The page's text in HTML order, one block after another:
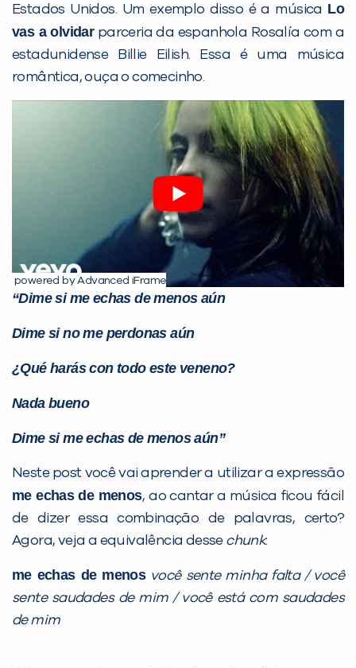
Estados Unidos. Um exemplo disso é a música Lo
vas a olvidarparceria da espanhola Rosalía com a
estadunidense Billie Eilish. Essa é uma música
romântica, ouça o comecinho.
powered by Advanced iFrame
“Dime si me echas de menos aún
Dime si no me perdonas aún
¿Qué harás con todo este veneno?
Nada bueno
Dime si me echas de menos aún”
Neste post você vai aprender a utilizar a expressão
me echas de menos, ao cantar a música ficou fácil
de dizer essa combinação de palavras, certo?
Agora, veja a equivalência desse chunk:
me echas de menos você sente minha falta / você
sente saudades de mim / você está com saudades
de mim
Não encontramos nenhuma unidade
inFlux nesta cidade ou bairro que
Preencha com seus dados abaixo e
já vamos te colocar em contato
Você é aluno inFlux?
Sim Não